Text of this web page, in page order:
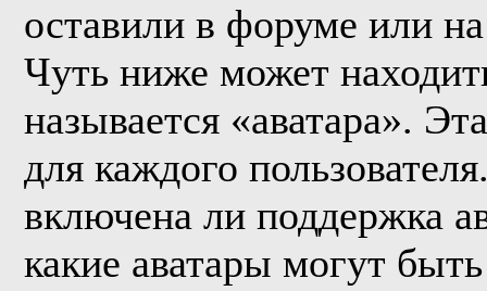
оставили в форуме или
Чуть ниже может
называется «аватара».
для каждого
включена ли поддержка
какие аватары могут